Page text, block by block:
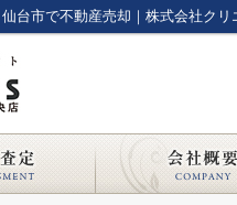
台市で不動産売却｜株式会社クリ